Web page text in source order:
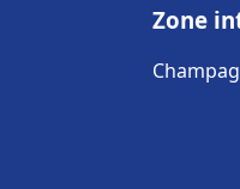
Zone